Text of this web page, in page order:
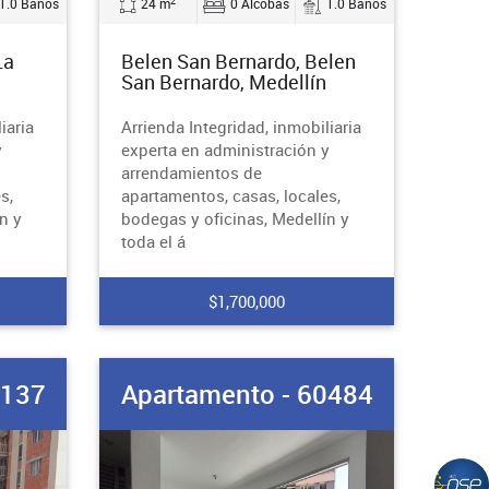
y
Belen San Bernardo, Belen
San Bernardo, Medellín
Arrienda Integridad, inmobiliaria
experta en administración y
arrendamientos de
apartamentos, casas, locales,
bodegas y oficinas, Medellín y
toda el á
$1,700,000
Apartamento - 60484